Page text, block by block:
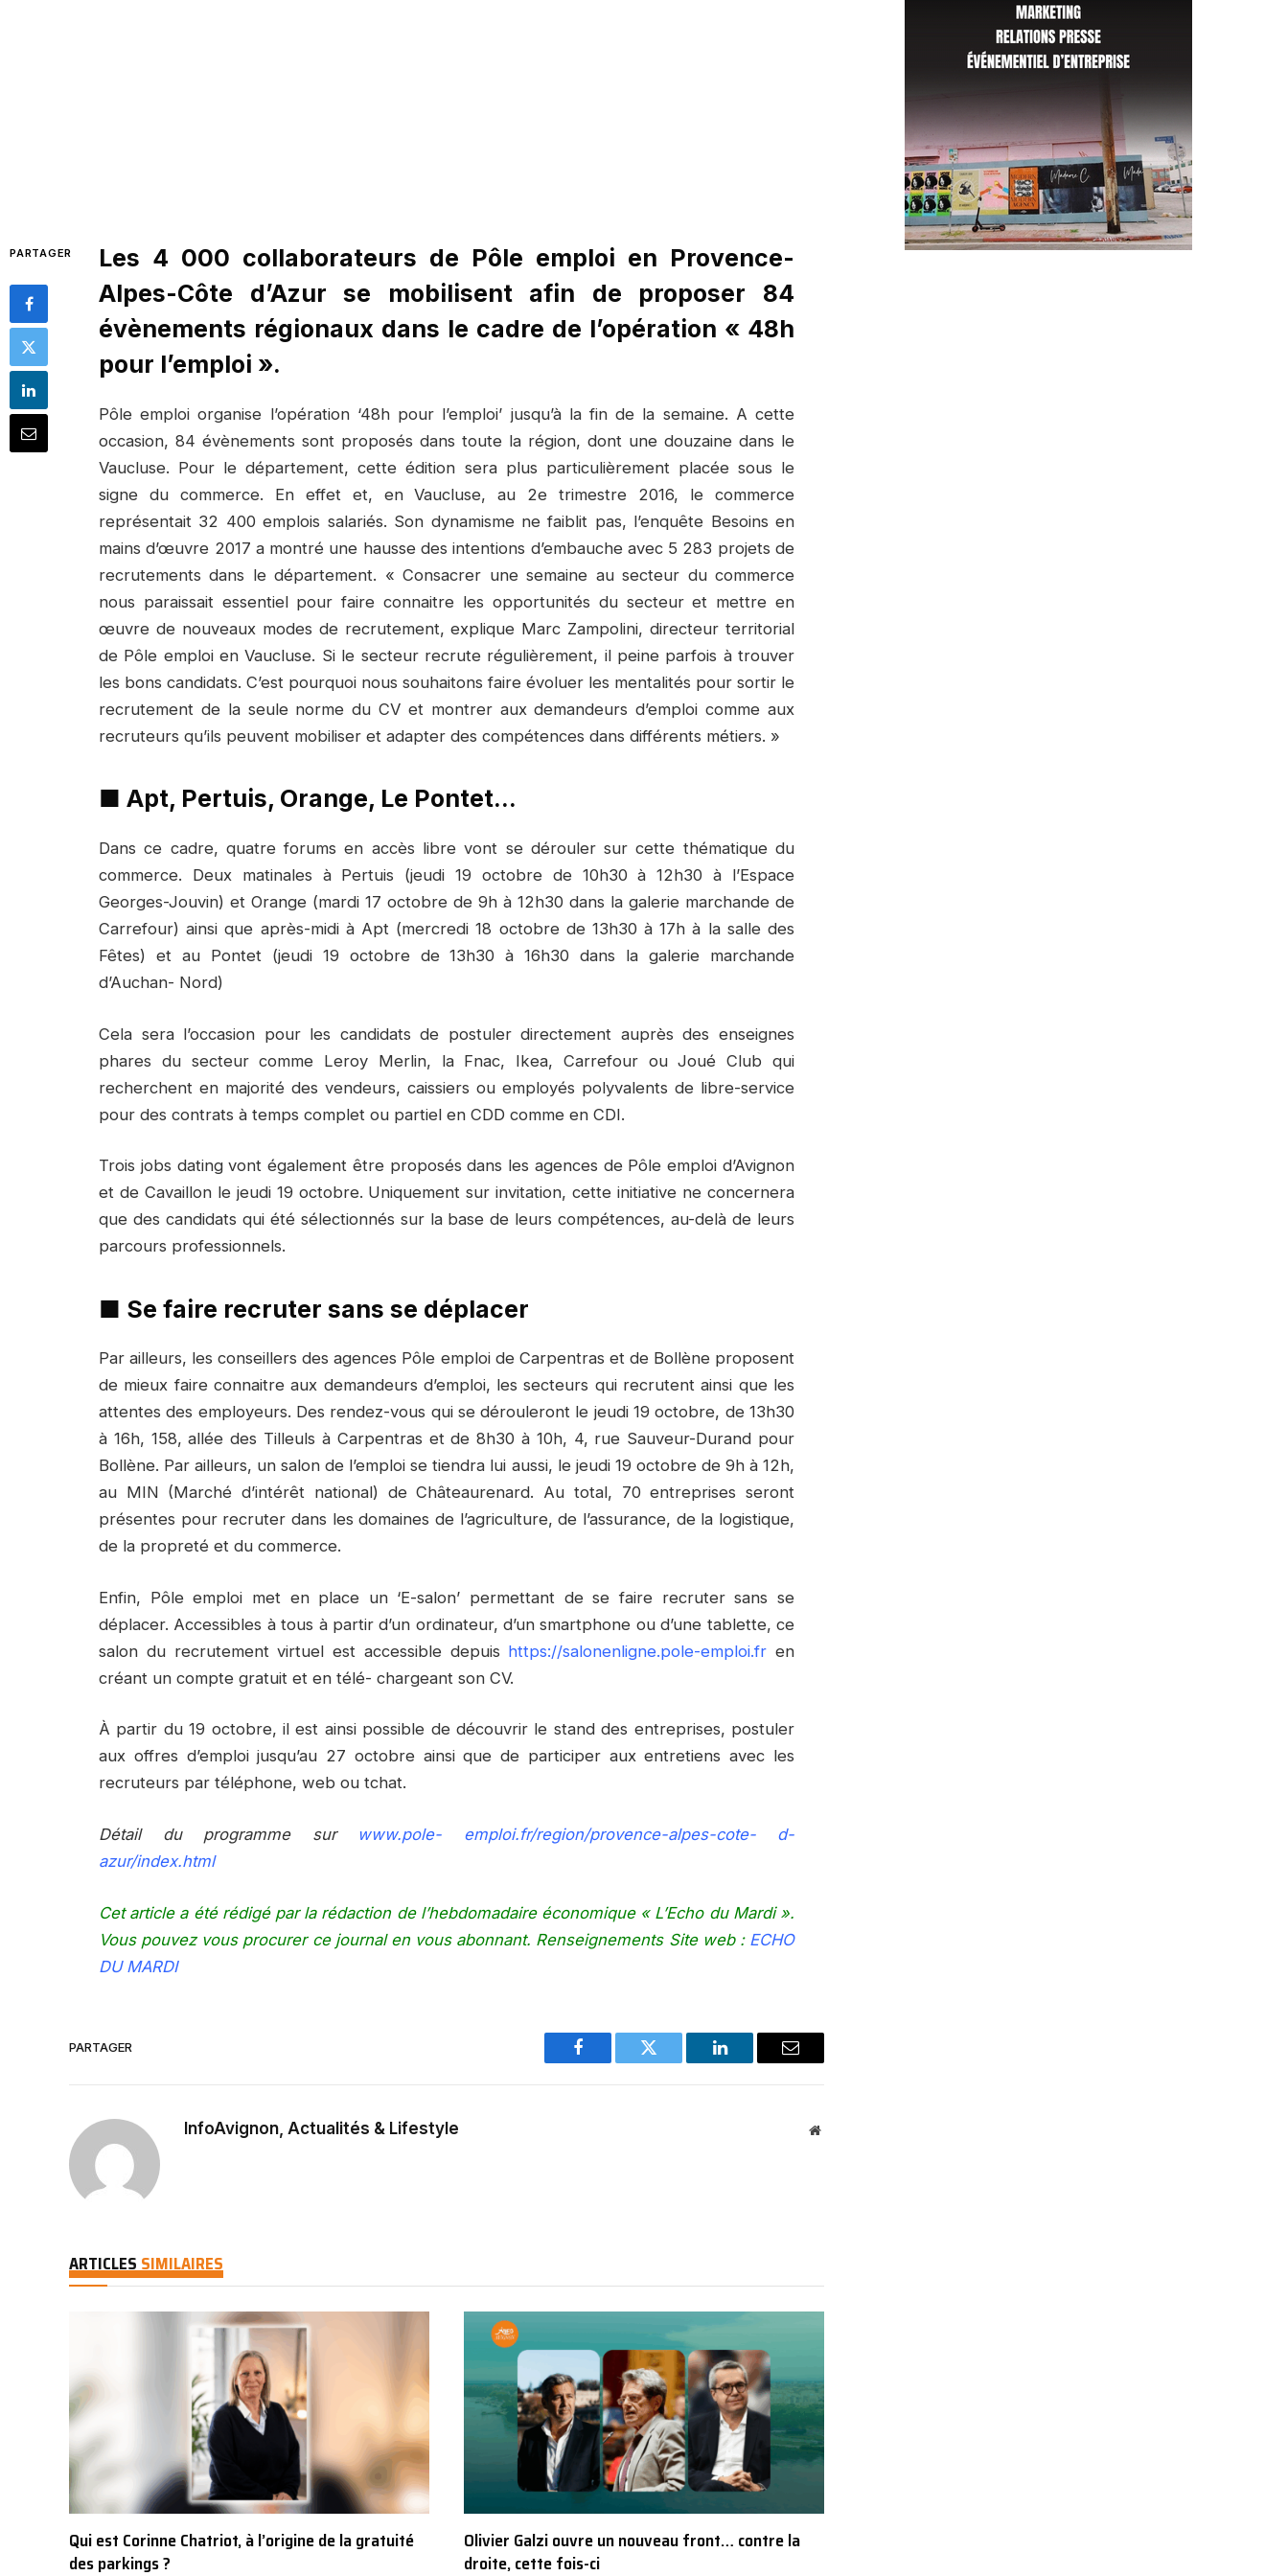
PARTAGER
Les 4 000 collaborateurs de Pôle emploi en Provence-
Alpes-Côte d’Azur se mobilisent afin de proposer 84
évènements régionaux dans le cadre de l’opération « 48h
pour l’emploi ».
Pôle emploi organise l’opération ‘48h pour l’emploi’ jusqu’à la fin de la semaine. A cette
occasion, 84 évènements sont proposés dans toute la région, dont une douzaine dans le
Vaucluse. Pour le département, cette édition sera plus particulièrement placée sous le
signe du commerce. En effet et, en Vaucluse, au 2e trimestre 2016, le commerce
représentait 32 400 emplois salariés. Son dynamisme ne faiblit pas, l’enquête Besoins en
mains d’œuvre 2017 a montré une hausse des intentions d’embauche avec 5 283 projets de
recrutements dans le département. « Consacrer une semaine au secteur du commerce
nous paraissait essentiel pour faire connaitre les opportunités du secteur et mettre en
œuvre de nouveaux modes de recrutement, explique Marc Zampolini, directeur territorial
de Pôle emploi en Vaucluse. Si le secteur recrute régulièrement, il peine parfois à trouver
les bons candidats. C’est pourquoi nous souhaitons faire évoluer les mentalités pour sortir le
recrutement de la seule norme du CV et montrer aux demandeurs d’emploi comme aux
recruteurs qu’ils peuvent mobiliser et adapter des compétences dans différents métiers. »
■ Apt, Pertuis, Orange, Le Pontet…
Dans ce cadre, quatre forums en accès libre vont se dérouler sur cette thématique du
commerce. Deux matinales à Pertuis (jeudi 19 octobre de 10h30 à 12h30 à l’Espace
Georges-Jouvin) et Orange (mardi 17 octobre de 9h à 12h30 dans la galerie marchande de
Carrefour) ainsi que après-midi à Apt (mercredi 18 octobre de 13h30 à 17h à la salle des
Fêtes) et au Pontet (jeudi 19 octobre de 13h30 à 16h30 dans la galerie marchande
d’Auchan- Nord)
Cela sera l’occasion pour les candidats de postuler directement auprès des enseignes
phares du secteur comme Leroy Merlin, la Fnac, Ikea, Carrefour ou Joué Club qui
recherchent en majorité des vendeurs, caissiers ou employés polyvalents de libre-service
pour des contrats à temps complet ou partiel en CDD comme en CDI.
Trois jobs dating vont également être proposés dans les agences de Pôle emploi d’Avignon
et de Cavaillon le jeudi 19 octobre. Uniquement sur invitation, cette initiative ne concernera
que des candidats qui été sélectionnés sur la base de leurs compétences, au-delà de leurs
parcours professionnels.
■ Se faire recruter sans se déplacer
Par ailleurs, les conseillers des agences Pôle emploi de Carpentras et de Bollène proposent
de mieux faire connaitre aux demandeurs d’emploi, les secteurs qui recrutent ainsi que les
attentes des employeurs. Des rendez-vous qui se dérouleront le jeudi 19 octobre, de 13h30
à 16h, 158, allée des Tilleuls à Carpentras et de 8h30 à 10h, 4, rue Sauveur-Durand pour
Bollène. Par ailleurs, un salon de l’emploi se tiendra lui aussi, le jeudi 19 octobre de 9h à 12h,
au MIN (Marché d’intérêt national) de Châteaurenard. Au total, 70 entreprises seront
présentes pour recruter dans les domaines de l’agriculture, de l’assurance, de la logistique,
de la propreté et du commerce.
Enfin, Pôle emploi met en place un ‘E-salon’ permettant de se faire recruter sans se
déplacer. Accessibles à tous à partir d’un ordinateur, d’un smartphone ou d’une tablette, ce
salon du recrutement virtuel est accessible depuis https://salonenligne.pole-emploi.fr en
créant un compte gratuit et en télé- chargeant son CV.
À partir du 19 octobre, il est ainsi possible de découvrir le stand des entreprises, postuler
aux offres d’emploi jusqu’au 27 octobre ainsi que de participer aux entretiens avec les
recruteurs par téléphone, web ou tchat.
Détail du programme sur www.pole- emploi.fr/region/provence-alpes-cote- d-
azur/index.html
Cet article a été rédigé par la rédaction de l’hebdomadaire économique « L’Echo du Mardi ».
Vous pouvez vous procurer ce journal en vous abonnant. Renseignements Site web : ECHO
DU MARDI
PARTAGER
Facebook Twitter LinkedIn Email
InfoAvignon, Actualités & Lifestyle Website
ARTICLES SIMILAIRES
Qui est Corinne Chatriot, à l’origine de la gratuité
des parkings ?
Olivier Galzi ouvre un nouveau front… contre la
droite, cette fois-ci